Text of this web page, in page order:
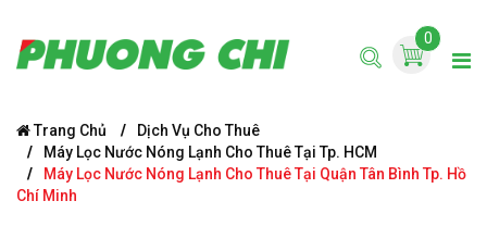
0
Trang Chủ
Dịch Vụ Cho Thuê
Máy Lọc Nước Nóng Lạnh Cho Thuê Tại Tp. HCM
Máy Lọc Nước Nóng Lạnh Cho Thuê Tại Quận Tân Bình Tp. Hồ
Chí Minh